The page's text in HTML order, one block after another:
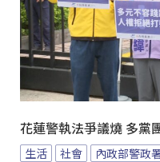
花蓮警執法爭議燒 多黨
生活 社會 內政部警政